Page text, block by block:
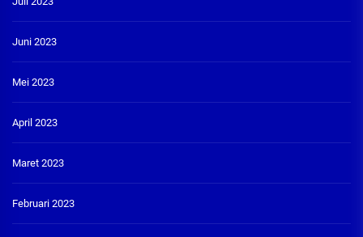
Juni 2023
Mei 2023
April 2023
Maret 2023
Februari 2023